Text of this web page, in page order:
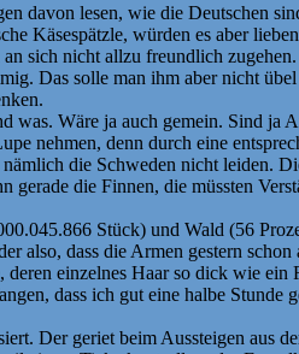
davon lesen, wie die Deutschen
Käsespätzle, würden es aber
sich nicht allzu freundlich
Das solle man ihm aber nicht
was. Wäre ja auch gemein. Sind ja
nehmen, denn durch eine
die Schweden nicht leiden.
gerade die Finnen, die müssten
Stück) und Wald (56
also, dass die Armen gestern
deren einzelnes Haar so dick wie
dass ich gut eine halbe Stunde
Der geriet beim Aussteigen aus